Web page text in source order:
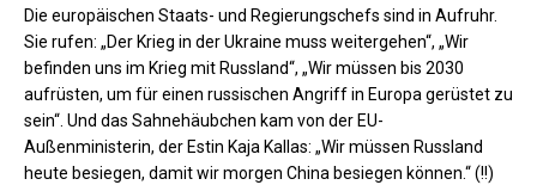
Die europäischen Staats- und Regierungschefs sind in Aufruhr.
Sie rufen: „Der Krieg in der Ukraine muss weitergehen“, „Wir
befinden uns im Krieg mit Russland“, „Wir müssen bis 2030
aufrüsten, um für einen russischen Angriff in Europa gerüstet zu
sein“. Und das Sahnehäubchen kam von der EU-
Außenministerin, der Estin Kaja Kallas: „Wir müssen Russland
heute besiegen, damit wir morgen China besiegen können.“ (!!)